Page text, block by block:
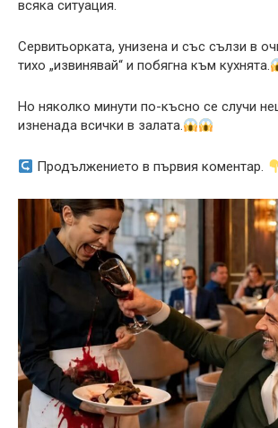
всяка ситуация.
Сервитьорката, унизена и със сълзи в
тихо „извинявай“ и побягна към кухнята.
Но няколко минути по-късно се случи
изненада всички в залата.
Продължението в първия коментар.